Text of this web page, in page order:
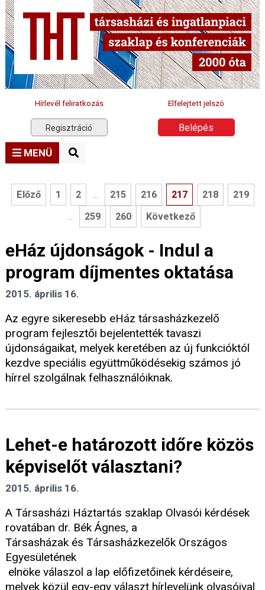
Hírlevél feliratkozás Elfelejtett jelszó
Regisztráció Belépés
MENÜ
Előző 1 2 ... 215 216 217 218 219
... 259 260 Következő
eHáz újdonságok - Indul a
program díjmentes oktatása
2015. április 16.
Az egyre sikeresebb eHáz társasházkezelő
program fejlesztői bejelentették tavaszi
újdonságaikat, melyek keretében az új funkcióktól
kezdve speciális együttműködésekig számos jó
hírrel szolgálnak felhasználóiknak.
Lehet-e határozott időre közös
képviselőt választani?
2015. április 16.
A Társasházi Háztartás szaklap Olvasói kérdések
rovatában dr. Bék Ágnes, a
Társasházak és Társasházkezelők Országos
Egyesületének
elnöke válaszol a lap előfizetőinek kérdéseire,
melyek közül egy-egy választ hírlevelünk olvasóival